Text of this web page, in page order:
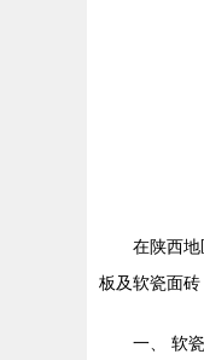
在陕西
板及软瓷面砖
一、 软